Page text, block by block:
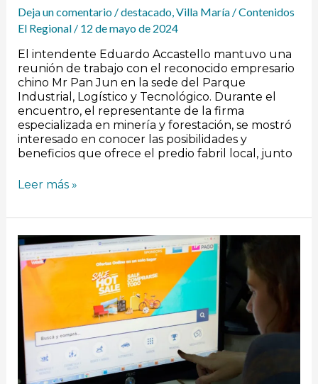
Deja un comentario /destacado, Villa María/Contenidos
El Regional / 12 de mayo de 2024
El intendente Eduardo Accastello mantuvo una
reunión de trabajo con el reconocido empresario
chino Mr Pan Jun en la sede del Parque
Industrial, Logístico y Tecnológico. Durante el
encuentro, el representante de la firma
especializada en minería y forestación, se mostró
interesado en conocer las posibilidades y
beneficios que ofrece el predio fabril local, junto
Leer más »
Comienza
una
nueva
edición
del
Hot
Sale:
Qué
se
puede